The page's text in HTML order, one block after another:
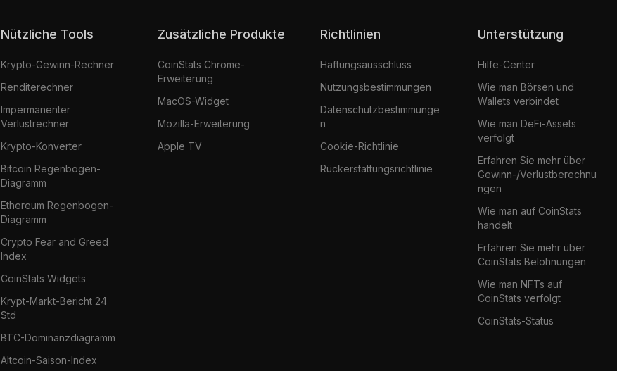
Nützliche Tools
Krypto-Gewinn-Rechner
Renditerechner
Impermanenter
Verlustrechner
Krypto-Konverter
Bitcoin Regenbogen-
Diagramm
Ethereum Regenbogen-
Diagramm
Crypto Fear and Greed
Index
CoinStats Widgets
Krypt-Markt-Bericht 24
Std
BTC-Dominanzdiagramm
Altcoin-Saison-Index
Zusätzliche Produkte
CoinStats Chrome-
Erweiterung
MacOS-Widget
Mozilla-Erweiterung
Apple TV
Richtlinien
Haftungsausschluss
Nutzungsbestimmungen
Datenschutzbestimmunge
n
Cookie-Richtlinie
Rückerstattungsrichtlinie
Unterstützung
Hilfe-Center
Wie man Börsen und
Wallets verbindet
Wie man DeFi-Assets
verfolgt
Erfahren Sie mehr über
Gewinn-/Verlustberechnu
ngen
Wie man auf CoinStats
handelt
Erfahren Sie mehr über
CoinStats Belohnungen
Wie man NFTs auf
CoinStats verfolgt
CoinStats-Status